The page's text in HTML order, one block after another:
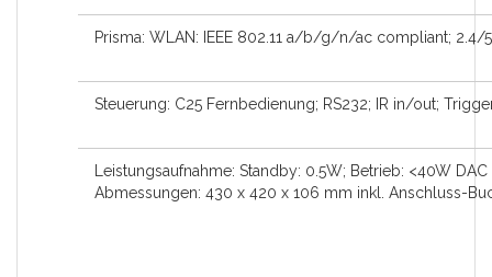
Prisma: WLAN: IEEE 802.11 a/b/g/n/ac compliant; 2.4/
Steuerung: C25 Fernbedienung; RS232; IR in/out;
Leistungsaufnahme: Standby: 0.5W; Betrieb: <40W
Abmessungen: 430 x 420 x 106 mm inkl. Anschluss-